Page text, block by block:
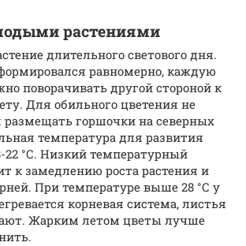
растениями
длительного светового дня.
равномерно, каждую
поворачивать другой стороной к
Для обильного цветения не
размещать горшочки на северных
температура для развития
22 °С. Низкий температурный
к замедлению роста растения и
При температуре выше 28 °С у
корневая система, листья
Жарким летом цветы лучше